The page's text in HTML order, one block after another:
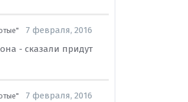
7 февраля, 2016
- сказали придут
7 февраля, 2016